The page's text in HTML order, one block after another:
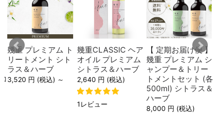
幾重 プレミアム ト
リートメント シト
ラス＆ハーブ
3,520 円 (税込) ～
幾重CLASSIC ヘア
オイル プレミアム
シトラス＆ハーブ
2,640 円 (税込)
1レビュー
【 定期お届け便 】
幾重 プレミアム シ
ャンプー＆トリー
トメントセット (各
500ml) シトラス＆
ハーブ
8,000 円 (税込)